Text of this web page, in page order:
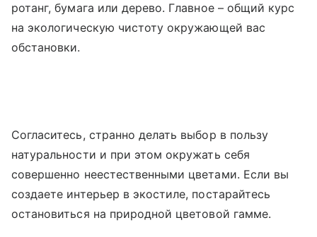
ротанг, бумага или дерево. Главное – общий курс
на экологическую чистоту окружающей вас
обстановки.
Согласитесь, странно делать выбор в пользу
натуральности и при этом окружать себя
совершенно неестественными цветами. Если вы
создаете интерьер в экостиле, постарайтесь
остановиться на природной цветовой гамме.